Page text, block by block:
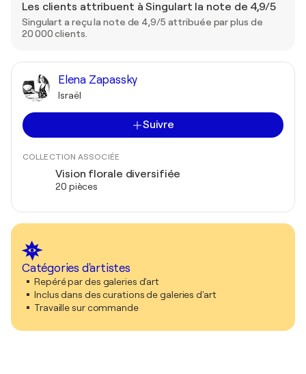
Les clients attribuent à Singulart la note de 4,9/5
Singulart a reçu la note de 4,9/5 attribuée par plus de
20 000 clients.
Elena Zapassky
Israël
Suivre
COLLECTION ASSOCIÉE
Vision florale diversifiée
20 pièces
Catégories d'artistes
Repéré par des galeries d'art
Inclus dans des curations de galeries d'art
Travaille sur commande